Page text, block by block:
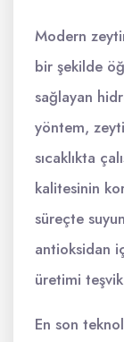
Modern
bir şekilde
sağlayan
yöntem,
sıcaklıkta
kalitesinin
süreçte
antioksidan
üretimi
En son